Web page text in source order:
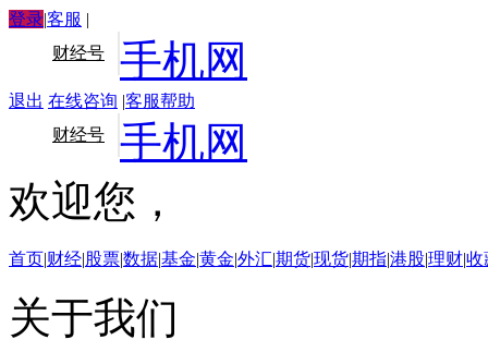
登录|客服 |
手机网
财经号
退出 在线咨询 |客服帮助
手机网
财经号
欢迎您，
首页|财经|股票|数据|基金|黄金|外汇|期货|现货|期指|港股|理财|收
关于我们